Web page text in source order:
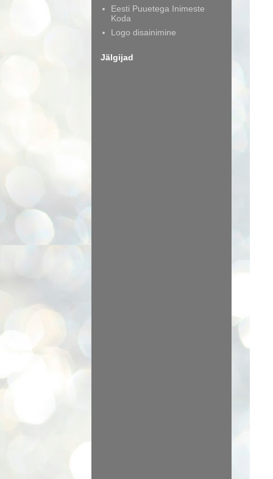
Eesti Puuetega Inimeste
Koda
Logo disainimine
Jälgijad